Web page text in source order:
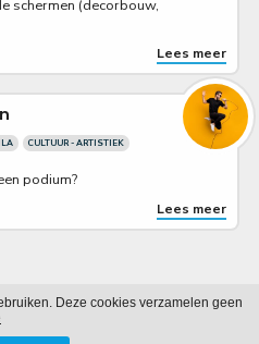
schermen (decorbouw,
Lees meer
CULTUUR - ARTISTIEK
podium?
Lees meer
Privacy
Deze cookies verzamelen geen